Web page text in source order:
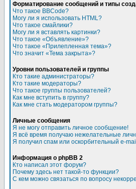
Форматирование сообщений и типы
Что такое BBCode?
Могу ли я использовать HTML?
Что такое смайлики?
Могу ли я вставлять картинки?
Что такое «Объявление»?
Что такое «Прилепленная тема»?
Что значит «Тема закрыта»?
Уровни пользователей и группы
Кто такие администраторы?
Кто такие модераторы?
Что такое группы пользователей?
Как мне вступить в группу?
Как мне стать модератором группы?
Личные сообщения
Я не могу отправить личное сообщение!
Я всё время получаю нежелательные
Я получил спам или оскорбительный e-
Информация о phpBB 2
Кто написал этот форум?
Почему здесь нет такой-то функции?
С кем можно связаться по вопросу